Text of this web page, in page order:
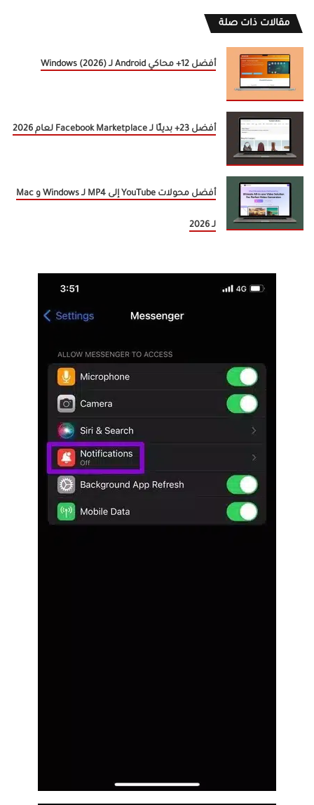
مقالات ذات صلة
أفضل 12+ محاكي Android لـ Windows (2026)
أفضل 23+ بديلًا لـ Facebook Marketplace لعام 2026
أفضل محولات YouTube إلى MP4 لـ Windows و Mac
لـ 2026